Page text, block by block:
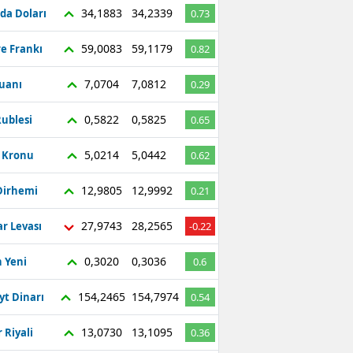
Doları 34,1883 34,2339 0.73
Frankı 59,0083 59,1179 0.82
7,0704 7,0812 0.29
0,5822 0,5825 0.65
Kronu 5,0214 5,0442 0.62
12,9805 12,9992 0.21
Levası 27,9743 28,2565 -0.22
Yeni 0,3020 0,3036 0.6
Dinarı 154,2465 154,7974 0.54
Riyali 13,0730 13,1095 0.36